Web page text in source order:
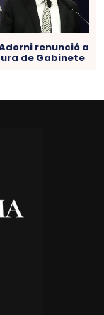
renunció a
de Gabinete